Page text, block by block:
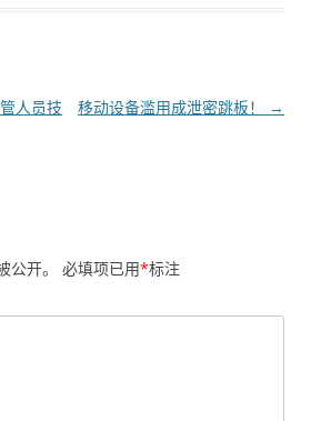
人员技
移动设备滥用成泄密跳板！ →
开。 必填项已用*标注